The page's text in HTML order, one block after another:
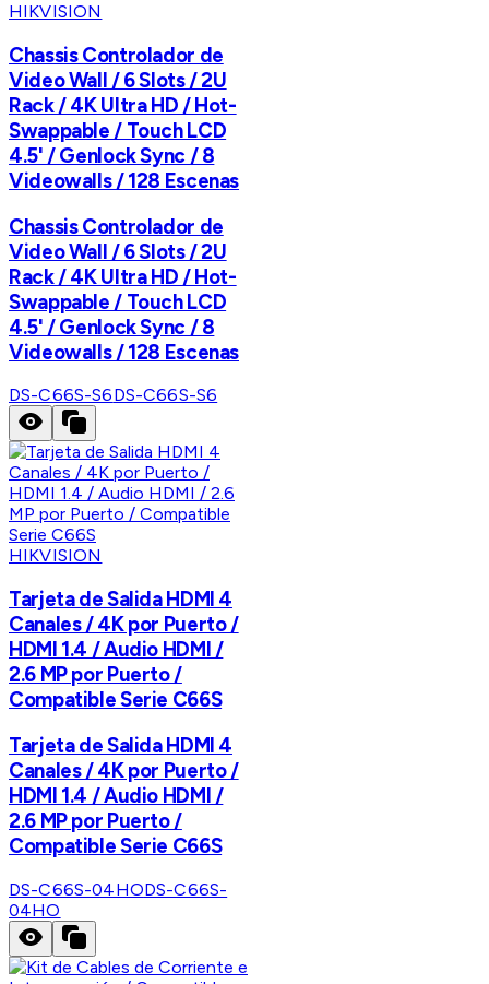
HIKVISION
Chassis Controlador de
Video Wall / 6 Slots / 2U
Rack / 4K Ultra HD / Hot-
Swappable / Touch LCD
4.5' / Genlock Sync / 8
Videowalls / 128 Escenas
Chassis Controlador de
Video Wall / 6 Slots / 2U
Rack / 4K Ultra HD / Hot-
Swappable / Touch LCD
4.5' / Genlock Sync / 8
Videowalls / 128 Escenas
DS-C66S-S6DS-C66S-S6
HIKVISION
Tarjeta de Salida HDMI 4
Canales / 4K por Puerto /
HDMI 1.4 / Audio HDMI /
2.6 MP por Puerto /
Compatible Serie C66S
Tarjeta de Salida HDMI 4
Canales / 4K por Puerto /
HDMI 1.4 / Audio HDMI /
2.6 MP por Puerto /
Compatible Serie C66S
DS-C66S-04HODS-C66S-
04HO